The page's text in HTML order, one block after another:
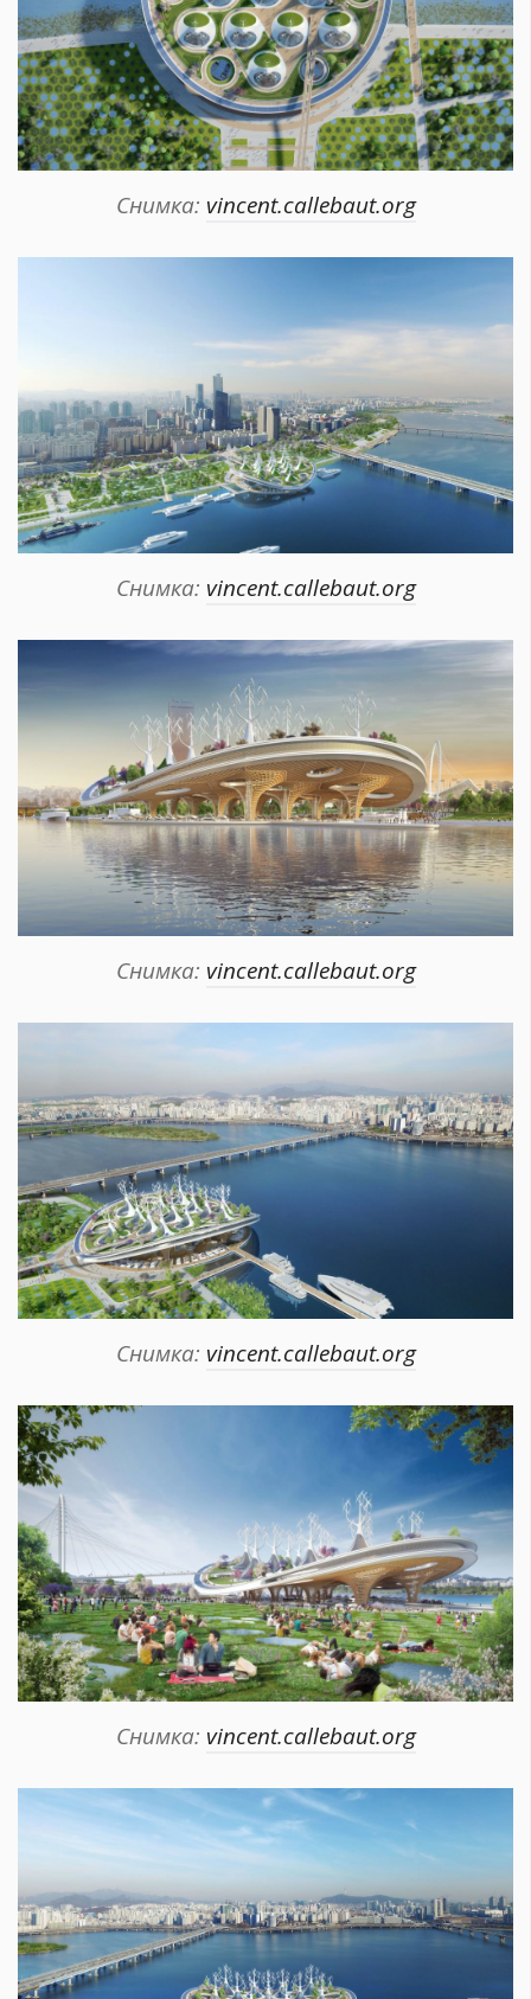
Снимка: vincent.callebaut.org
Снимка: vincent.callebaut.org
Снимка: vincent.callebaut.org
Снимка: vincent.callebaut.org
Снимка: vincent.callebaut.org